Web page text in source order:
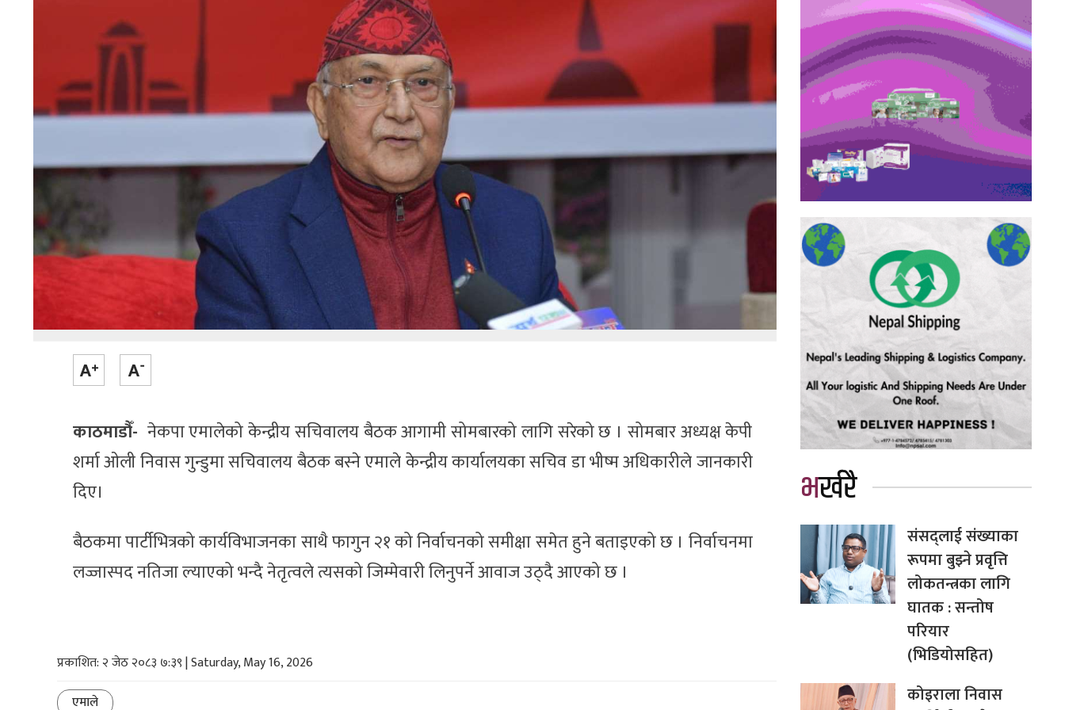
काठमाडौँ- नेकपा एमालेको केन्द्रीय सचिवालय बैठक आगामी सोमबारको लागि सरेको छ । सोमबार अध्यक्ष केपी
शर्मा ओली निवास गुन्डुमा सचिवालय बैठक बस्ने एमाले केन्द्रीय कार्यालयका सचिव डा भीष्म अधिकारीले जानकारी
दिए।
बैठकमा पार्टीभित्रको कार्यविभाजनका साथै फागुन २१ को निर्वाचनको समीक्षा समेत हुने बताइएको छ । निर्वाचनमा
लज्जास्पद नतिजा ल्याएको भन्दै नेतृत्वले त्यसको जिम्मेवारी लिनुपर्ने आवाज उठ्दै आएको छ ।
प्रकाशित: २ जेठ २०८३ ७:३९ | Saturday, May 16, 2026
एमाले
भर्खरै
संसद्लाई संख्याका
रूपमा बुझ्ने प्रवृत्ति
लोकतन्त्रका लागि
घातक : सन्तोष
परियार
(भिडियोसहित)
कोइराला निवास